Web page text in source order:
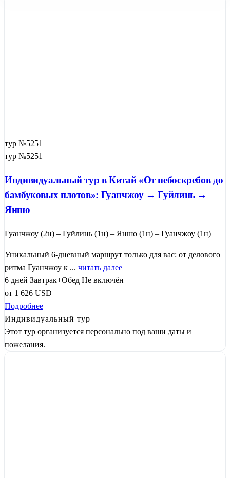
тур №5251
тур №5251
Индивидуальный тур в Китай «От небоскребов до
бамбуковых плотов»: Гуанчжоу → Гуйлинь →
Яншо
Гуанчжоу (2н) – Гуйлинь (1н) – Яншо (1н) – Гуанчжоу (1н)
Уникальный 6-дневный маршрут только для вас: от делового
ритма Гуанчжоу к ... читать далее
6 дней Завтрак+Обед Не включён
от 1 626 USD
Подробнее
Индивидуальный тур
Этот тур организуется персонально под ваши даты и
пожелания.